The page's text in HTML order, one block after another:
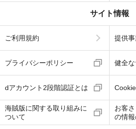
サイト情報
ご利用規約 提供
プライバシーポリシー 健全
dアカウント2段階認証とは
海賊版に関する取り組みに
ついて
お客
の情